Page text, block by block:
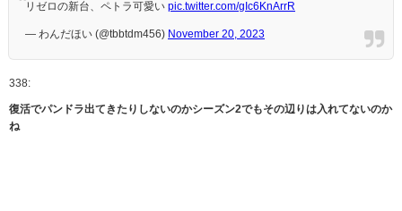
リゼロの新台、ペトラ可愛い pic.twitter.com/gIc6KnArrR
— わんだほい (@tbbtdm456) November 20, 2023
338:
復活でパンドラ出てきたりしないのかシーズン2でもその辺りは入れてないのか
ね